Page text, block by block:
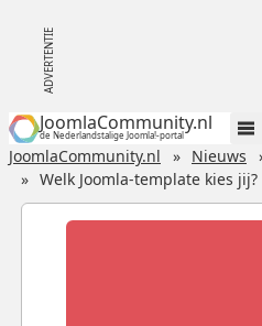
JoomlaCommunity.nl
de Nederlandstalige Joomla!-portal
JoomlaCommunity.nl Nieuws
Welk Joomla-template kies jij?